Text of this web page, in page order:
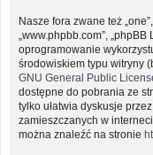
Nasze fora zwane też „one”,
„www.phpbb.com”,
oprogramowanie
środowiskiem typu witryny
GNU General Public
dostępne do pobrania ze
tylko ułatwia dyskusje
zamieszczanych w
można znaleźć na stronie